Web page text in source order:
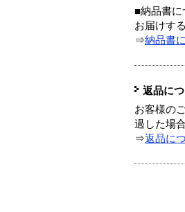
■納品書に
お届けす
⇒納品書
返品に
お客様の
過した場
⇒返品に